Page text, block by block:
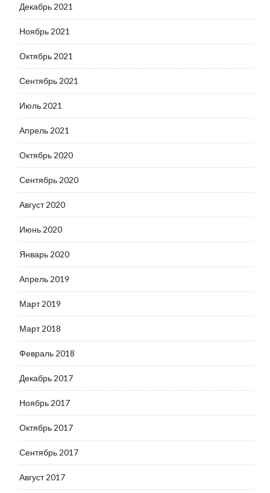
Декабрь 2021
Ноябрь 2021
Октябрь 2021
Сентябрь 2021
Июль 2021
Апрель 2021
Октябрь 2020
Сентябрь 2020
Август 2020
Июнь 2020
Январь 2020
Апрель 2019
Март 2019
Март 2018
Февраль 2018
Декабрь 2017
Ноябрь 2017
Октябрь 2017
Сентябрь 2017
Август 2017